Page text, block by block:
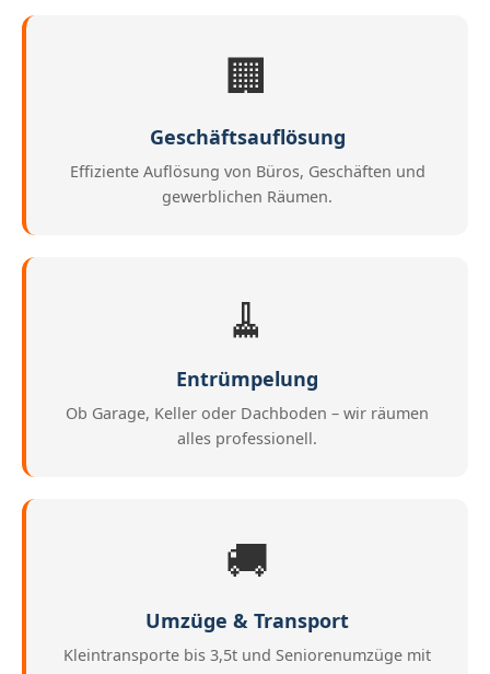
🏢
Geschäftsauflösung
Effiziente Auflösung von Büros, Geschäften und
gewerblichen Räumen.
🧹
Entrümpelung
Ob Garage, Keller oder Dachboden – wir räumen
alles professionell.
🚚
Umzüge & Transport
Kleintransporte bis 3,5t und Seniorenumzüge mit